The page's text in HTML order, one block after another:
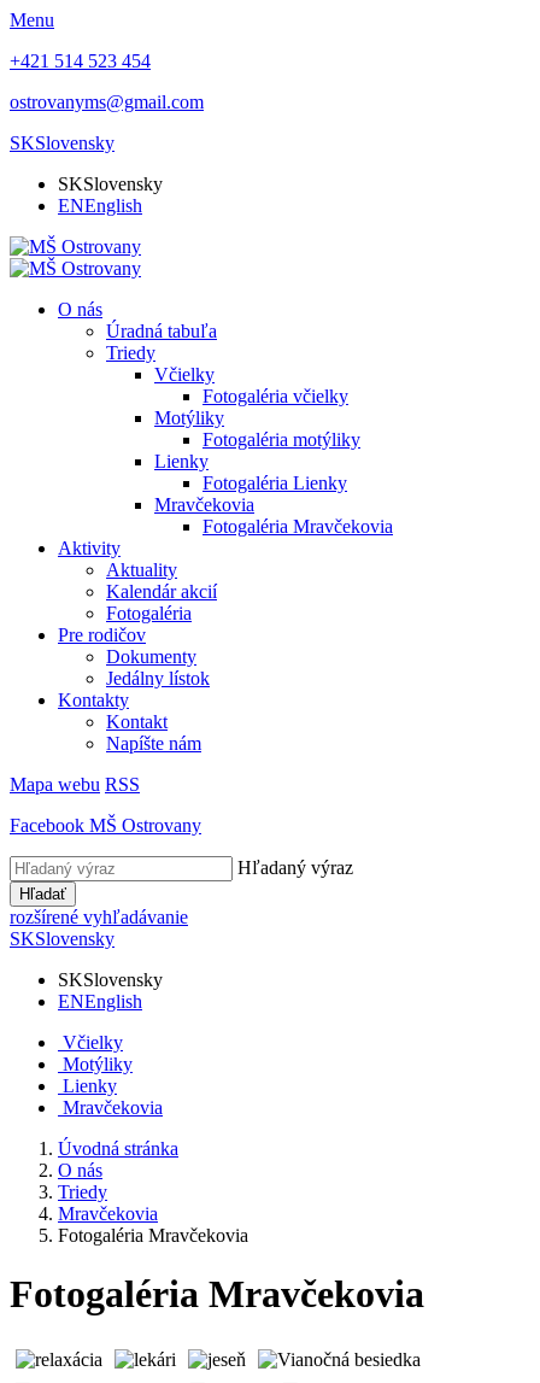
Menu
+421 514 523 454
ostrovanyms@gmail.com
SKSlovensky
SKSlovensky
ENEnglish
O nás
Úradná tabuľa
Triedy
Včielky
Fotogaléria včielky
Motýliky
Fotogaléria motýliky
Lienky
Fotogaléria Lienky
Mravčekovia
Fotogaléria Mravčekovia
Aktivity
Aktuality
Kalendár akcií
Fotogaléria
Pre rodičov
Dokumenty
Jedálny lístok
Kontakty
Kontakt
Napíšte nám
Mapa webu RSS
Facebook MŠ Ostrovany
Hľadaný výraz
Hľadať
rozšírené vyhľadávanie
SKSlovensky
SKSlovensky
ENEnglish
Včielky
Motýliky
Lienky
Mravčekovia
Úvodná stránka
O nás
Triedy
Mravčekovia
Fotogaléria Mravčekovia
Fotogaléria Mravčekovia